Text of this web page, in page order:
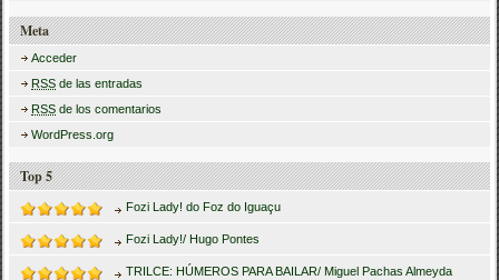
Meta
Acceder
RSS de las entradas
RSS de los comentarios
WordPress.org
Top 5
Fozi Lady! do Foz do Iguaçu
Fozi Lady!/ Hugo Pontes
TRILCE: HÚMEROS PARA BAILAR/ Miguel Pachas Almeyda